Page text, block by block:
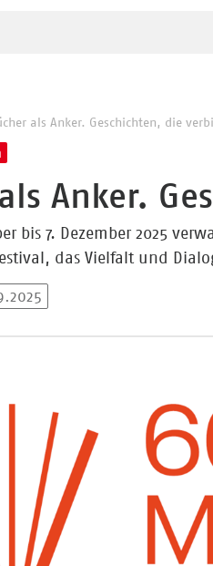
als Anker. Geschichten, die
Anker.
bis 7. Dezember 2025
das Vielfalt und